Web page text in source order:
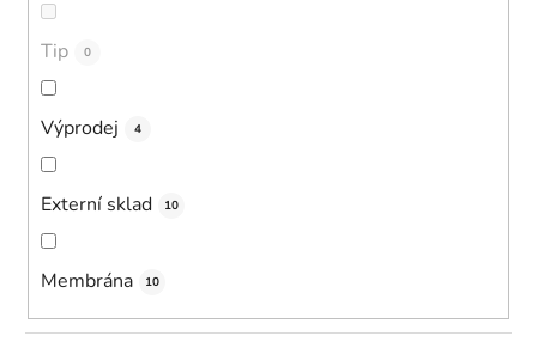
Tip 0
Výprodej 4
Externí sklad 10
Membrána 10